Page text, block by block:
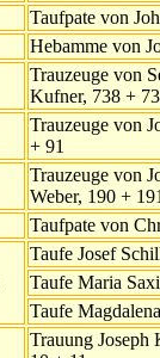
Taufpate von
Hebamme von
Trauzeuge von
Kufner, 738 +
Trauzeuge von
+ 91
Trauzeuge von
Weber, 190 +
Taufpate von
Taufe Josef
Taufe Maria
Taufe
Trauung Joseph